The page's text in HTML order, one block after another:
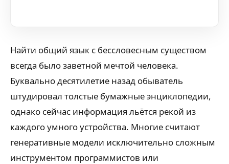
Найти общий язык с бессловесным существом
всегда было заветной мечтой человека.
Буквально десятилетие назад обыватель
штудировал толстые бумажные энциклопедии,
однако сейчас информация льётся рекой из
каждого умного устройства. Многие считают
генеративные модели исключительно сложным
инструментом программистов или